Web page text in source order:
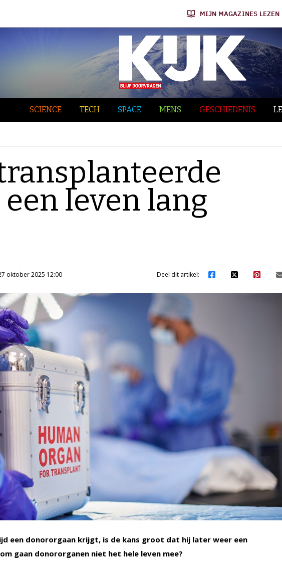
MIJN MAGAZINES LEZEN
SCIENCE TECH SPACE MENS GESCHIEDENIS
leven lang
oktober 2025 12:00 Deel dit artikel:
een donororgaan krijgt, is de kans groot dat hij later weer een
gaan donororganen niet het hele leven mee?